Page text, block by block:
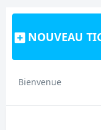
NOUVEAU
Bienvenue